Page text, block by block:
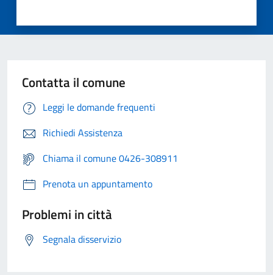
Contatta il comune
Leggi le domande frequenti
Richiedi Assistenza
Chiama il comune 0426-308911
Prenota un appuntamento
Problemi in città
Segnala disservizio